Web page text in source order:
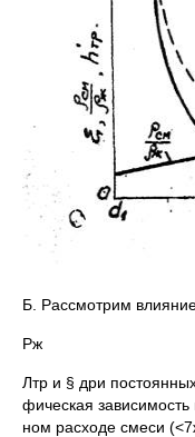
Б. Рассмотрим
Рж
Лтр и § дри
фическая
ном расходе смеси